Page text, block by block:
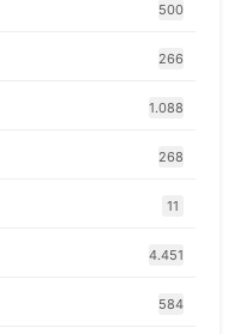
500
266
1.088
268
11
4.451
584